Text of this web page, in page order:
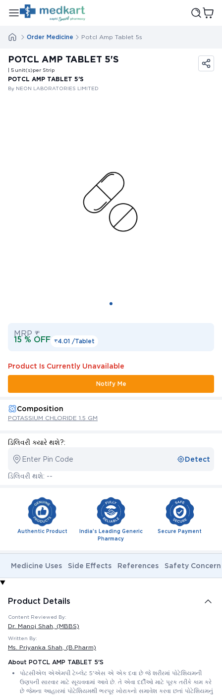
Order Medicine Potcl Amp Tablet 5s
POTCL AMP TABLET 5'S
| 5 unit(s)per Strip
POTCL AMP TABLET 5'S
By NEON LABORATORIES LIMITED
MRP ₹
15 % OFF ₹4.01 /Tablet
Product Is Currently Unavailable
Notify Me
Composition
POTASSIUM CHLORIDE 1.5 GM
ડિલિવરી ક્યારે થશે?:
Enter Pin Code Detect
ડિલિવરી થશે: --
Authentic Product
India's Leading Generic
Pharmacy
Secure Payment
Medicine Uses Side Effects References Safety Concern
Product Details
Content Reviewed By:
Dr. Manoj Shah , (MBBS)
Written By:
Ms. Priyanka Shah , (B.Pharm)
About POTCL AMP TABLET 5'S
પોટસીએલ એએમપી ટેબ્લેટ 5'એસ એ એક દવા છે જે શરીરમાં પોટેશિયમની
ઉણપની સારવાર માટે સૂચવવામાં આવે છે. તે એવા દર્દીઓ માટે પૂરક તરીકે કામ કરે
છે જેમના આહારમાં પોટેશિયમથી ભરપૂર ખોરાકનો સમાવેશ કરવા છતાં પોટેશિયમનું